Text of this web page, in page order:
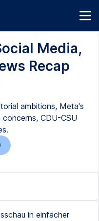
Media,
Recap
ambitions, Meta's
CDU-CSU
in einfacher